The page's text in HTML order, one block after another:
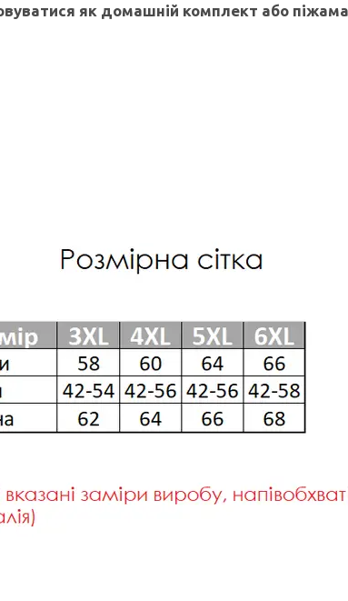
як домашній комплект або піжама